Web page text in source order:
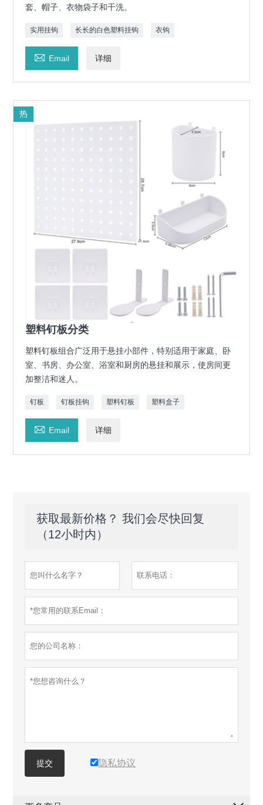
套、帽子、衣物袋子和干洗。
实用挂钩 长长的白色塑料挂钩 衣钩
 Email 详细
热
塑料钉板分类
塑料钉板组合广泛用于悬挂小部件，特别适用于家庭、卧
室、书房、办公室、浴室和厨房的悬挂和展示，使房间更
加整洁和迷人。
钉板 钉板挂钩 塑料钉板 塑料盒子
 Email 详细
获取最新价格？ 我们会尽快回复
（12小时内）
提交 隐私协议